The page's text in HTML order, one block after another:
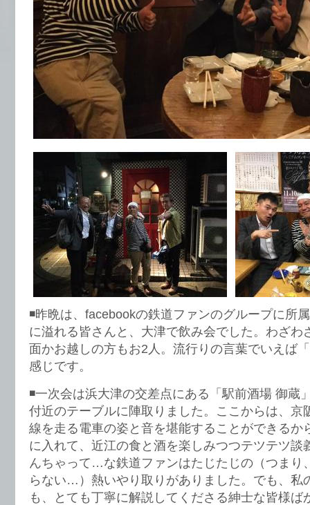
◾️昨晩は、facebookの鉄道ファンのグループに所
に溢れる皆さんと、大津で飲み会でした。わざわ
面かお越しの方もお2人。流行りの言葉でいえば
感じです。
◾️一次会は浜大津の交差点にある「駅前酒場 御蔵
付近のテーブルに陣取りました。ここからは、京
線を走る電車の姿と音を堪能することができるか
に入れて、近江の食と酒を楽しみつつテツテツ談
んちゃって…な鉄道ファンはたじたじの（つまり
らない…）熱いやり取りがありました。でも、私
も、とても丁寧に解説してくださる紳士な皆様ば